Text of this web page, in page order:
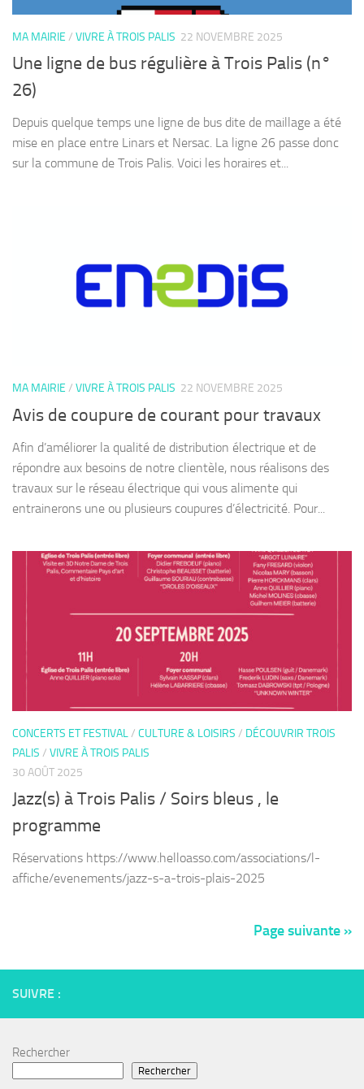
MA MAIRIE / VIVRE À TROIS PALIS 22 NOVEMBRE 2025
Une ligne de bus régulière à Trois Palis (n°
26)
Depuis quelque temps une ligne de bus dite de maillage a été
mise en place entre Linars et Nersac. La ligne 26 passe donc
sur la commune de Trois Palis. Voici les horaires et...
MA MAIRIE / VIVRE À TROIS PALIS 22 NOVEMBRE 2025
Avis de coupure de courant pour travaux
Afin d’améliorer la qualité de distribution électrique et de
répondre aux besoins de notre clientèle, nous réalisons des
travaux sur le réseau électrique qui vous alimente qui
entrainerons une ou plusieurs coupures d’électricité. Pour...
CONCERTS ET FESTIVAL/ CULTURE & LOISIRS / DÉCOUVRIR TROIS
PALIS / VIVRE À TROIS PALIS
30 AOÛT 2025
Jazz(s) à Trois Palis / Soirs bleus , le
programme
Réservations https://www.helloasso.com/associations/l-
affiche/evenements/jazz-s-a-trois-plais-2025
Page suivante »
SUIVRE :
Rechercher
Rechercher